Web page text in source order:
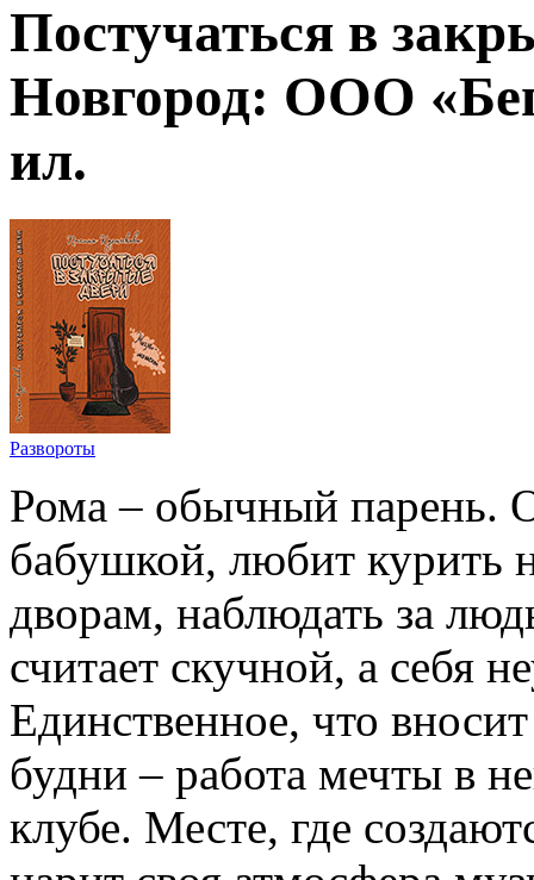
Постучаться в
Новгород: ООО
ил.
Развороты
Рома – обычный парень.
бабушкой, любит курить
дворам, наблюдать за
считает скучной, а себя
Единственное, что
будни – работа мечты в
клубе. Месте, где